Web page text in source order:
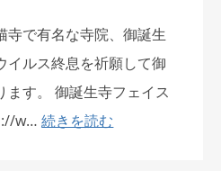
寺で有名な寺院、御誕生
イルス終息を祈願して御
ます。 御誕生寺フェイス
w…続きを読む